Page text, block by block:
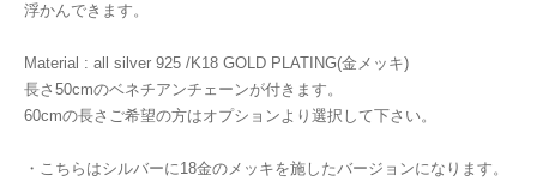
浮かんできます。
Material : all silver 925 /K18 GOLD PLATING(金メッキ)
長さ50cmのベネチアンチェーンが付きます。
60cmの長さご希望の方はオプションより選択して下さい。
・こちらはシルバーに18金のメッキを施したバージョンになります。